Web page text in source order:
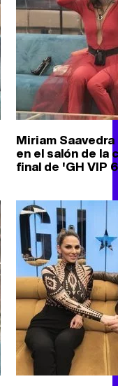
Miriam
en el salón de la
final de 'GH VIP